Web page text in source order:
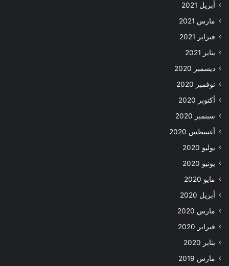
أبريل 2021
مارس 2021
فبراير 2021
يناير 2021
ديسمبر 2020
نوفمبر 2020
أكتوبر 2020
سبتمبر 2020
أغسطس 2020
يوليو 2020
يونيو 2020
مايو 2020
أبريل 2020
مارس 2020
فبراير 2020
يناير 2020
مارس 2019